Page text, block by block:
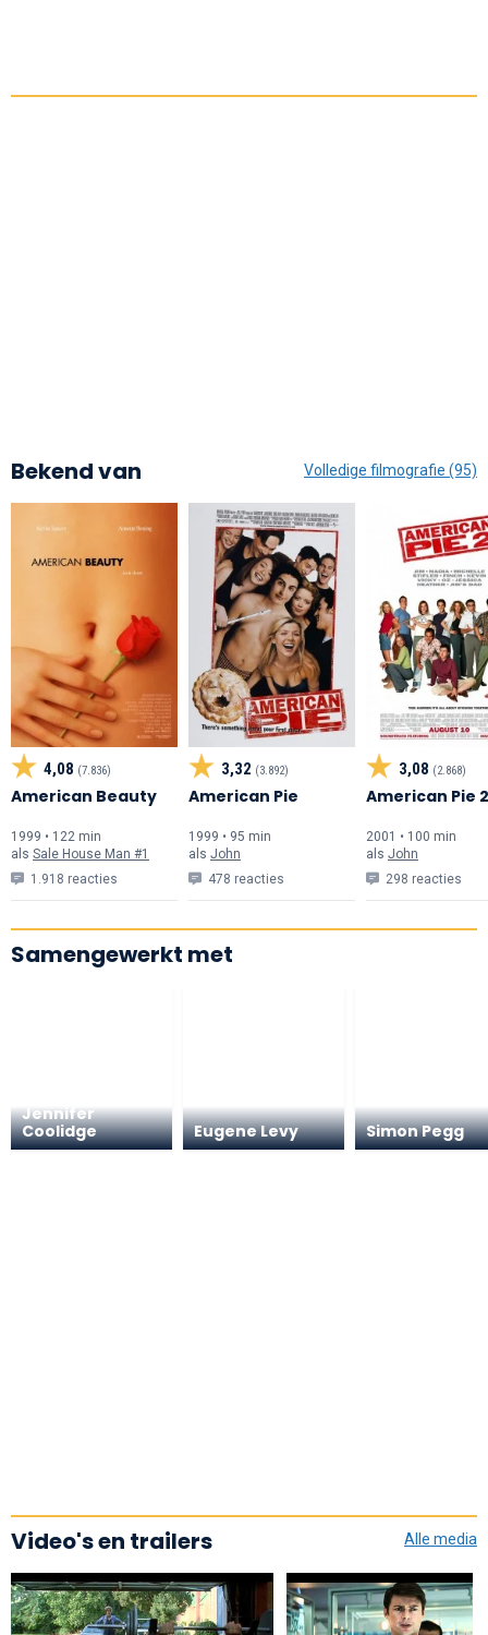
Bekend van Volledige filmografie (95)
4,08 (7.836)
American Beauty
1999 • 122 min
als Sale House Man #1
1.918 reacties
3,32 (3.892)
American Pie
1999 • 95 min
als John
478 reacties
3,08 (2.868)
American Pie 2
2001 • 100 min
als John
298 reacties
Samengewerkt met
Jennifer
Coolidge
Eugene Levy Simon Pegg
Video's en trailers Alle media